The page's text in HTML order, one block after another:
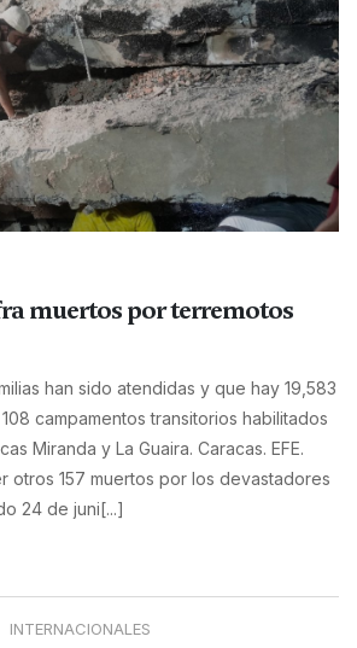
muertos por terremotos
han sido atendidas y que hay 19,583
campamentos transitorios habilitados
Miranda y La Guaira. Caracas. EFE.
otros 157 muertos por los devastadores
24 de juni[...]
INTERNACIONALES